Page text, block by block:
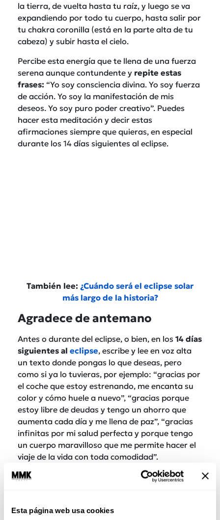
Esta página web usa cookies
la tierra, de vuelta hasta tu raíz, y luego se va
expandiendo por todo tu cuerpo, hasta salir por
tu chakra coronilla (está en la parte alta de tu
cabeza) y subir hasta el cielo.
Percibe esta energía que te llena de una fuerza
serena aunque contundente y repite estas
frases: “Yo soy consciencia divina. Yo soy fuerza
de acción. Yo soy la manifestación de mis
deseos. Yo soy puro poder creativo”. Puedes
hacer esta meditación y decir estas
afirmaciones siempre que quieras, en especial
durante los 14 días siguientes al eclipse.
También lee: ¿Cuándo será el eclipse solar
más largo de la historia?
Agradece de antemano
Antes o durante del eclipse, o bien, en los 14 días
siguientes al eclipse, escribe y lee en voz alta
un texto donde pongas lo que deseas, pero
como si ya lo tuvieras, por ejemplo: “gracias por
el coche que estoy estrenando, me encanta su
color y cómo huele a nuevo”, “gracias porque
estoy libre de deudas y tengo un ahorro que
aumenta cada día y me llena de paz”, “gracias
infinitas por mi salud perfecta y porque tengo
un cuerpo maravilloso que me permite hacer el
viaje de la vida con toda comodidad”.